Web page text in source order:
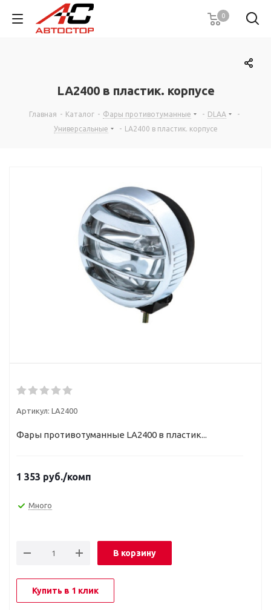
0
LA2400 в пластик. корпусе
Главная - Каталог - Фары противотуманные - DLAA
-
Универсальные
- LA2400 в пластик. корпусе
Артикул: LA2400
Фары противотуманные LA2400 в пластик...
1 353 руб./комп
Много
В корзину
Купить в 1 клик